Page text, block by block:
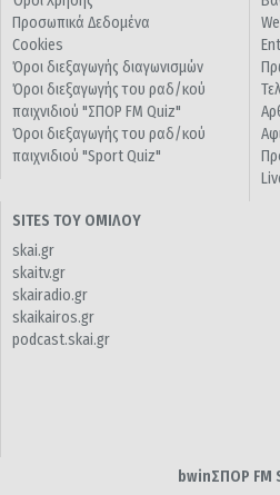
Προσωπικά Δεδομένα
Cookies
Όροι διεξαγωγής διαγωνισμών
Όροι διεξαγωγής του ραδ/κού
παιχνιδιού "ΣΠΟΡ FM Quiz"
Όροι διεξαγωγής του ραδ/κού
παιχνιδιού "Sport Quiz"
SITES ΤΟΥ ΟΜΙΛΟΥ
skai.gr
skaitv.gr
skairadio.gr
skaikairos.gr
podcast.skai.gr
bwinΣΠΟΡ FM